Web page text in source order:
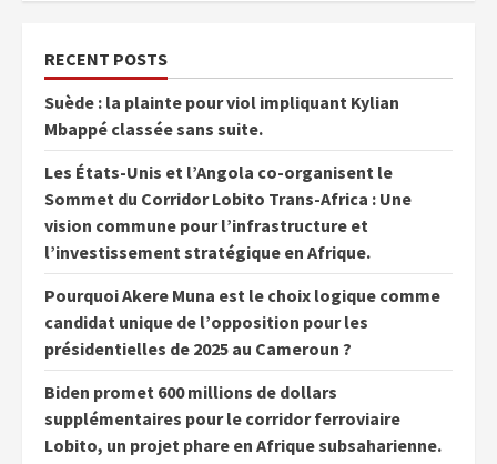
RECENT POSTS
Suède : la plainte pour viol impliquant Kylian
Mbappé classée sans suite.
Les États-Unis et l’Angola co-organisent le
Sommet du Corridor Lobito Trans-Africa : Une
vision commune pour l’infrastructure et
l’investissement stratégique en Afrique.
Pourquoi Akere Muna est le choix logique comme
candidat unique de l’opposition pour les
présidentielles de 2025 au Cameroun ?
Biden promet 600 millions de dollars
supplémentaires pour le corridor ferroviaire
Lobito, un projet phare en Afrique subsaharienne.